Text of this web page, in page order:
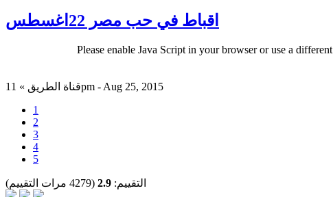
اقباط في حب مصر 22اغسطس
Please enable Java Script in your browser or use a
قناة الطريق » 11pm - Aug 25, 2015
1
2
3
4
5
التقييم: 2.9 (4279 مرات التقييم)